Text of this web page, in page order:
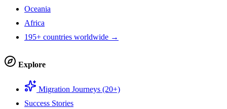
Oceania
Africa
195+ countries worldwide →
Explore
Migration Journeys (20+)
Success Stories